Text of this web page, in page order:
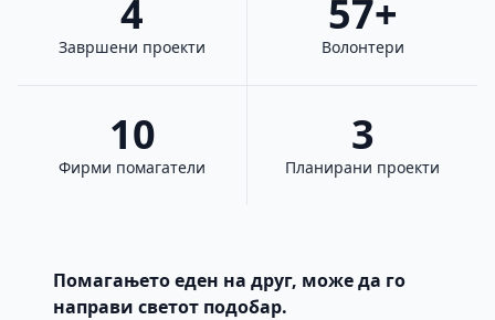
4
Завршени проекти
57+
Волонтери
10
Фирми помагатели
3
Планирани проекти
Помагањето еден на друг, може да го
направи светот подобар.